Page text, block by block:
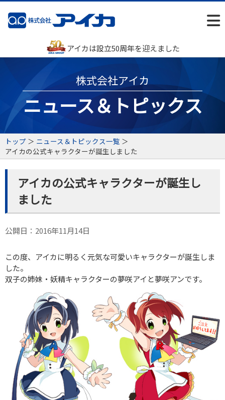
アイカは設立50周年を迎えました
株式会社アイカ
ニュース＆トピックス
トップ ＞ ニュース＆トピックス一覧 ＞
アイカの公式キャラクターが誕生しました
アイカの公式キャラクターが誕生し
ました
公開日：2016年11月14日
この度、アイカに明るく元気な可愛いキャラクターが誕生しま
した。
双子の姉妹・妖精キャラクターの夢咲アイと夢咲アンです。